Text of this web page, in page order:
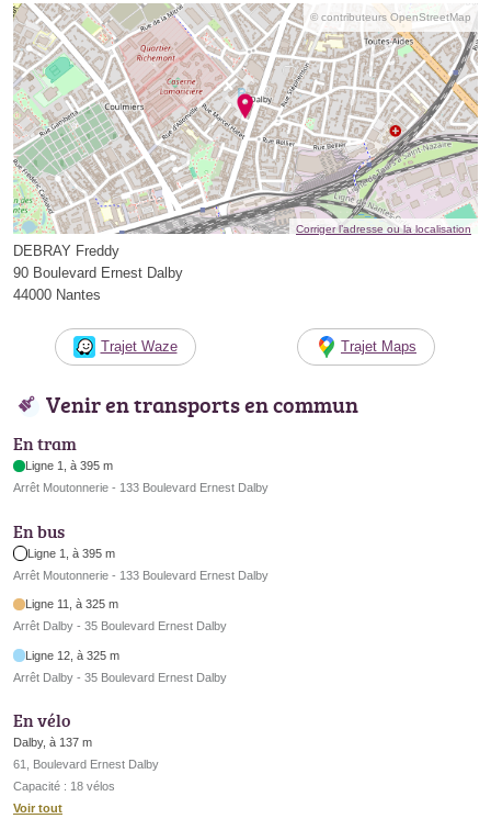
© contributeurs OpenStreetMap
Corriger l’adresse ou la localisation
DEBRAY Freddy
90 Boulevard Ernest Dalby
44000 Nantes
Trajet Waze Trajet Maps
Venir en transports en commun
En tram
Ligne 1, à 395 m
Arrêt Moutonnerie - 133 Boulevard Ernest Dalby
En bus
Ligne 1, à 395 m
Arrêt Moutonnerie - 133 Boulevard Ernest Dalby
Ligne 11, à 325 m
Arrêt Dalby - 35 Boulevard Ernest Dalby
Ligne 12, à 325 m
Arrêt Dalby - 35 Boulevard Ernest Dalby
En vélo
Dalby, à 137 m
61, Boulevard Ernest Dalby
Capacité : 18 vélos
Voir tout